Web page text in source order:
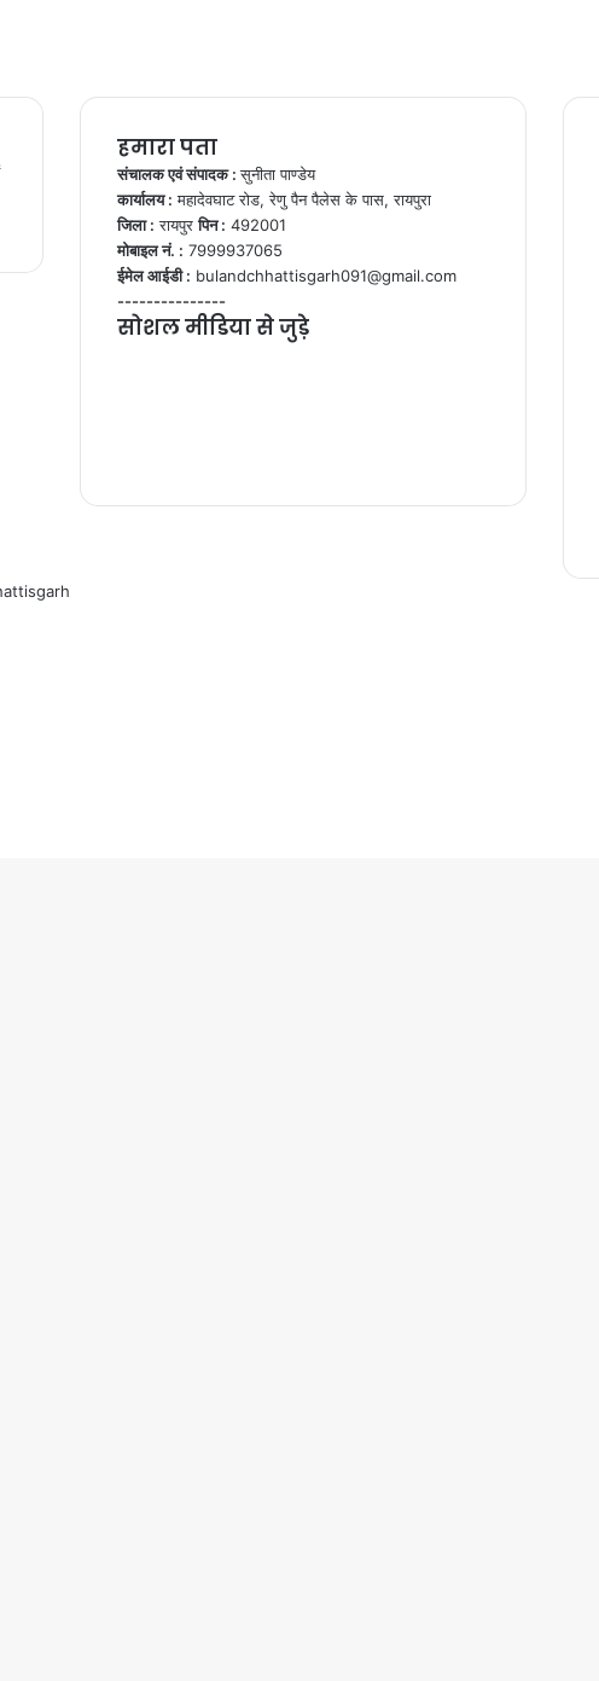
हमारा पता
संचालक एवं संपादक :सुनीता पाण्डेय
कार्यालय : महादेवघाट रोड, रेणु पैन पैलेस के पास, रायपुरा
जिला : रायपुरपिन : 492001
मोबाइल नं. : 7999937065
ईमेल आईडी : bulandchhattisgarh091@gmail.com
---------------
सोशल मीडिया से जुड़े